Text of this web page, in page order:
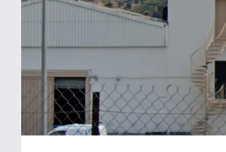
Saint-
Laurent-
du-
Var